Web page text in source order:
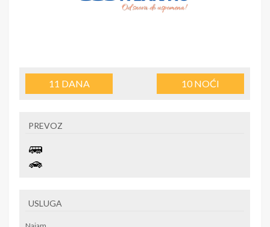
11 DANA 10NOĆI
PREVOZ
USLUGA